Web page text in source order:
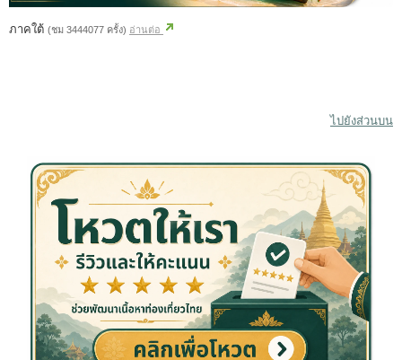
ภาคใต้ (ชม 3444077 ครั้ง) อ่านต่อ
ไปยังส่วนบน